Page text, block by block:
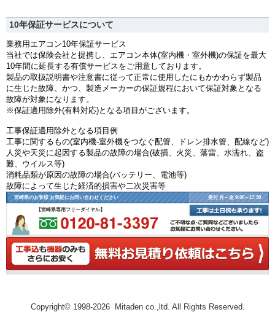
10年保証サービスについて
業務用エアコン10年保証サービス
当社では保険会社と提携し、エアコン本体(室内機・室外機)の保証を最大
10年間に延長する有償サービスをご用意しております。
製品の取扱説明書や注意書に従って正常に使用したにもかかわらず製品
に生じた故障、かつ、製造メーカーの保証規程において保証対象となる
故障が対象になります。
※保証適用除外(有料対応)となる項目がございます。
工事保証適用除外となる項目例
工事に関するもの(室内機-室外機をつなぐ配管、ドレン排水管、配線など)
人災や天災に起因する製品の故障の場合(破損、火災、落雷、水濡れ、盗
難、ウイルス等)
消耗品類が原因の故障の場合(バッテリー、電池等)
故障によって生じた経済的損害や二次災害等
宮崎県のお客様 お気軽にお問い合わせください 受付 月～金 9:00～17:30
【宮崎県専用フリーダイヤル】
Copyright© 1998-2026 Mitaden co.,ltd. All Rights Reserved.